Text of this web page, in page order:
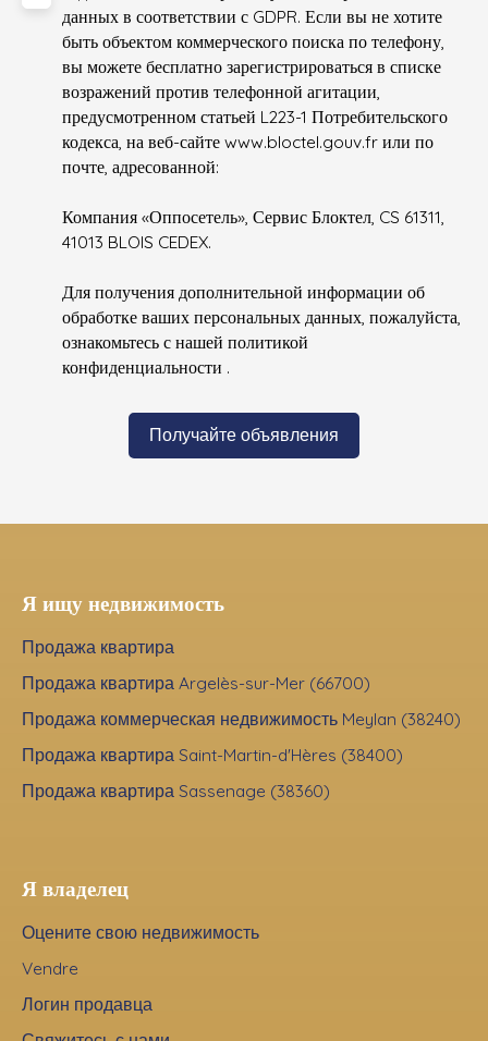
данных в соответствии с GDPR. Если вы не хотите
быть объектом коммерческого поиска по телефону,
вы можете бесплатно зарегистрироваться в списке
возражений против телефонной агитации,
предусмотренном статьей L223-1 Потребительского
кодекса, на веб-сайте www.bloctel.gouv.fr или по
почте, адресованной:
Компания «Оппосетель», Сервис Блоктел, CS 61311,
41013 BLOIS CEDEX.
Для получения дополнительной информации об
обработке ваших персональных данных, пожалуйста,
ознакомьтесь с нашей политикой
конфиденциальности .
Получайте объявления
Я ищу недвижимость
Продажа квартира
Продажа квартира Argelès-sur-Mer (66700)
Продажа коммерческая недвижимость Meylan (38240)
Продажа квартира Saint-Martin-d'Hères (38400)
Продажа квартира Sassenage (38360)
Я владелец
Оцените свою недвижимость
Vendre
Логин продавца